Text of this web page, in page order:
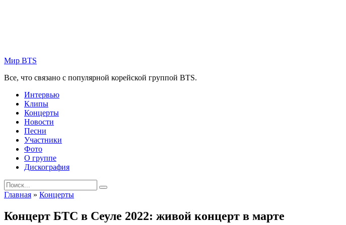
Мир BTS
Все, что связано с популярной корейской группой BTS.
Интервью
Клипы
Концерты
Новости
Песни
Участники
Фото
О группе
Дискография
Search
for:
Главная » Концерты
Концерт БТС в Сеуле 2022: живой концерт в марте